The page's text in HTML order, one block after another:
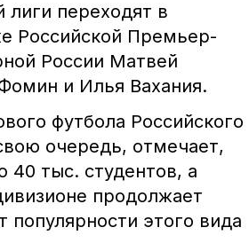
лиги переходят в
Российской Премьер-
России Матвей
и Илья Вахания.
футбола Российского
очередь, отмечает,
40 тыс. студентов, а
продолжает
популярности этого вида